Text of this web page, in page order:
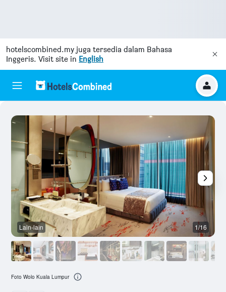
hotelscombined.my juga tersedia dalam Bahasa
Inggeris. Visit site in English
Lain-lain 1/16
Foto Wolo Kuala Lumpur